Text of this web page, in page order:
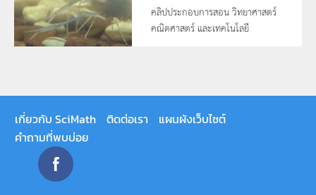
คลิปประกอบการสอน วิทยาศาสตร์
คณิตศาสตร์ และเทคโนโลยี
เกี่ยวกับ SciMath ติดต่อเรา
แผนผังเว็บไซต์
คำถามที่พบบ่อย